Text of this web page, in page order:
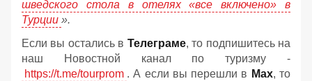
шведского стола в отелях «все включено» в
Турции ».
Если вы остались в Телеграме, то подпишитесь на
наш Новостной канал по туризму -
https://t.me/tourprom . А если вы перешли в Мах, то